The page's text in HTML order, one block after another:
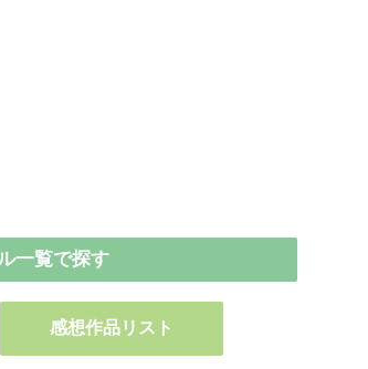
一覧で探す
感想作品リスト